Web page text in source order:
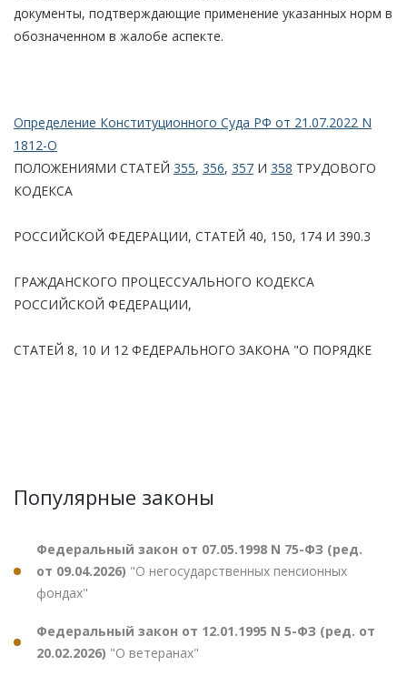
документы, подтверждающие применение указанных норм в
обозначенном в жалобе аспекте.
Определение Конституционного Суда РФ от 21.07.2022 N
1812-О
ПОЛОЖЕНИЯМИ СТАТЕЙ 355, 356, 357 И 358 ТРУДОВОГО
КОДЕКСА
РОССИЙСКОЙ ФЕДЕРАЦИИ, СТАТЕЙ 40, 150, 174 И 390.3
ГРАЖДАНСКОГО ПРОЦЕССУАЛЬНОГО КОДЕКСА
РОССИЙСКОЙ ФЕДЕРАЦИИ,
СТАТЕЙ 8, 10 И 12 ФЕДЕРАЛЬНОГО ЗАКОНА "О ПОРЯДКЕ
Популярные законы
Федеральный закон от 07.05.1998 N 75-ФЗ (ред.
от 09.04.2026) "О негосударственных пенсионных
фондах"
Федеральный закон от 12.01.1995 N 5-ФЗ (ред. от
20.02.2026) "О ветеранах"